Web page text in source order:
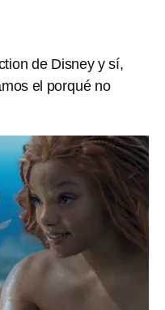
de Disney y sí,
el porqué no